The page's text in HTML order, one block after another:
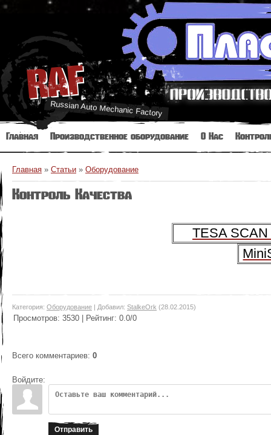
RAF
Russian Auto Mechanic Factory
Главная Производственное оборудование О Нас
Главная » Статьи » Оборудование
Контроль Качества
TESA SCAN
Категория: Оборудование | Добавил: StalkeOrk (28.02.2015)
Просмотров: 3530 Рейтинг: 0.0/0
Всего комментариев: 0
Войдите:
Отправить